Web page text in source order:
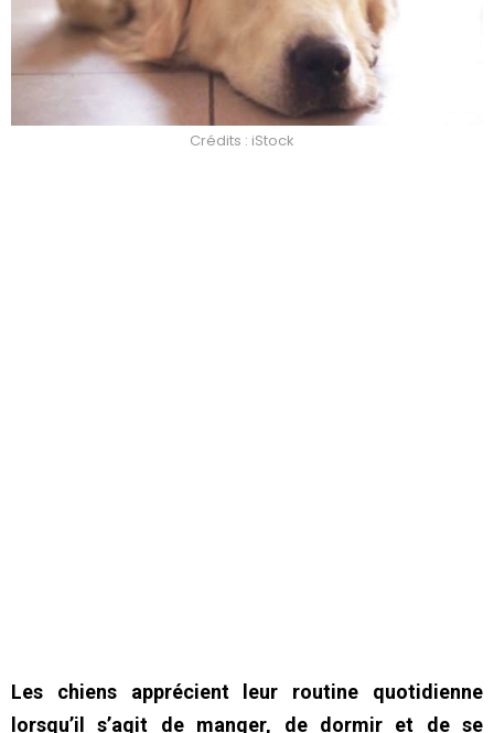
Crédits : iStock
Les chiens apprécient leur routine quotidienne
lorsqu’il s’agit de manger, de dormir et de se